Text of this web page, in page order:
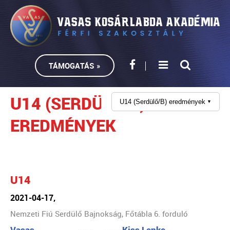
TÁMOGATÁS »
U14 (SERDÜLŐ/B)
EREDMÉNYEK
U14 (Serdülő/B) eredmények ▼
U14
2021-04-17,
Nemzeti Fiú Serdülő Bajnokság, Főtábla 6. forduló